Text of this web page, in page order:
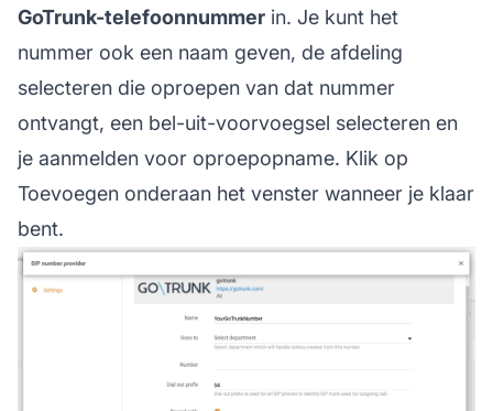
GoTrunk-telefoonnummer in. Je kunt het
nummer ook een naam geven, de afdeling
selecteren die oproepen van dat nummer
ontvangt, een bel-uit-voorvoegsel selecteren en
je aanmelden voor oproepopname. Klik op
Toevoegen onderaan het venster wanneer je klaar
bent.